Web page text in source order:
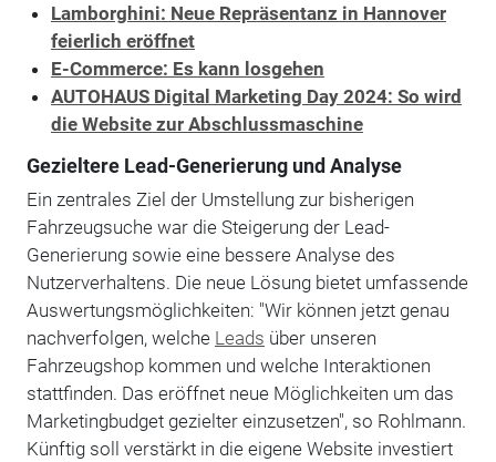
Lamborghini: Neue Repräsentanz in Hannover
feierlich eröffnet
E-Commerce: Es kann losgehen
AUTOHAUS Digital Marketing Day 2024: So wird
die Website zur Abschlussmaschine
Gezieltere Lead-Generierung und Analyse
Ein zentrales Ziel der Umstellung zur bisherigen
Fahrzeugsuche war die Steigerung der Lead-
Generierung sowie eine bessere Analyse des
Nutzerverhaltens. Die neue Lösung bietet umfassende
Auswertungsmöglichkeiten: "Wir können jetzt genau
nachverfolgen, welche Leads über unseren
Fahrzeugshop kommen und welche Interaktionen
stattfinden. Das eröffnet neue Möglichkeiten um das
Marketingbudget gezielter einzusetzen", so Rohlmann.
Künftig soll verstärkt in die eigene Website investiert